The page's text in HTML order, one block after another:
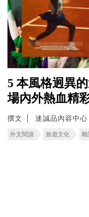
5 本風格迥異
場內外熱血精
撰文 迷誠品內容中心
外文閱讀 旅遊文化 雜